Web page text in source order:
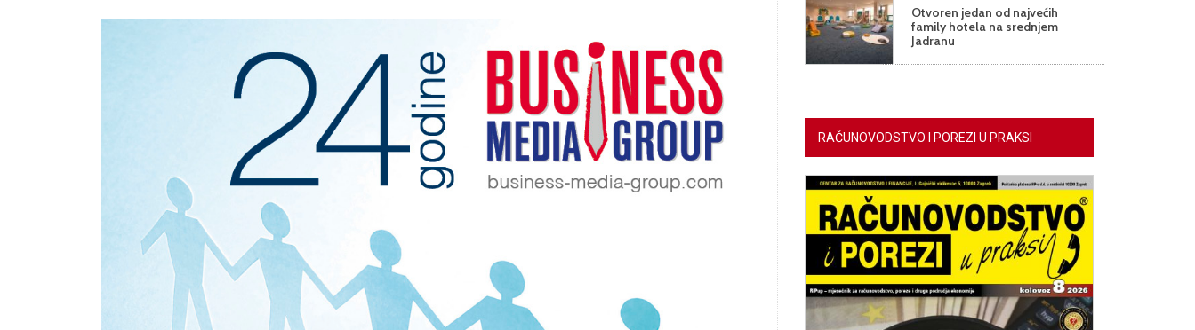
Otvoren jedan od najvećih
family hotela na srednjem
Jadranu
RAČUNOVODSTVO I POREZI U PRAKSI